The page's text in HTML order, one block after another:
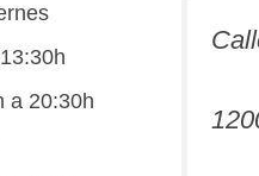
a 20:30h